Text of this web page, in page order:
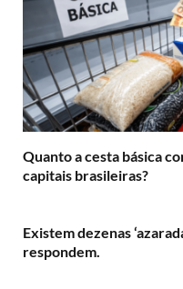
Quanto a cesta básica
capitais brasileiras?
Existem dezenas
respondem.